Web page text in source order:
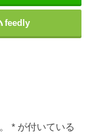
feedly
* が付いている